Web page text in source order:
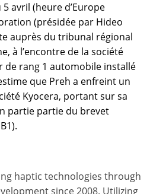
avril (heure d’Europe
(présidée par Hideo
auprès du tribunal régional
à l’encontre de la société
de rang 1 automobile installé
que Preh a enfreint un
Kyocera, portant sur sa
partie partie du brevet
haptic technologies through
since 2008. Utilizing